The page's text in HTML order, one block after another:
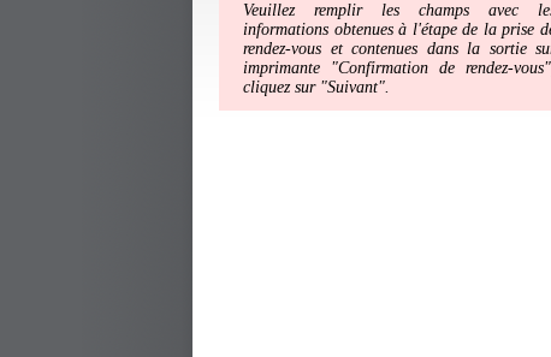
Veuillez remplir les champs avec
informations obtenues à l'étape de la prise
rendez-vous et contenues dans la sortie
imprimante "Confirmation de rendez-
cliquez sur "Suivant".